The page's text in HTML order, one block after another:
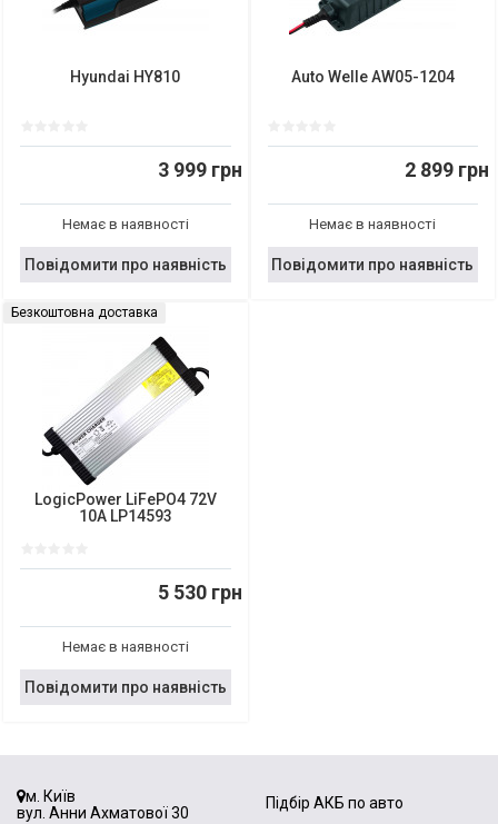
Hyundai HY810
3 999 грн
Немає в наявності
Повідомити про наявність
Auto Welle AW05-1204
2 899 грн
Немає в наявності
Повідомити про наявність
Безкоштовна доставка
LogicPower LiFePO4 72V
10A LP14593
5 530 грн
Немає в наявності
Повідомити про наявність
м. Київ
вул. Анни Ахматової 30
Підбір АКБ по авто